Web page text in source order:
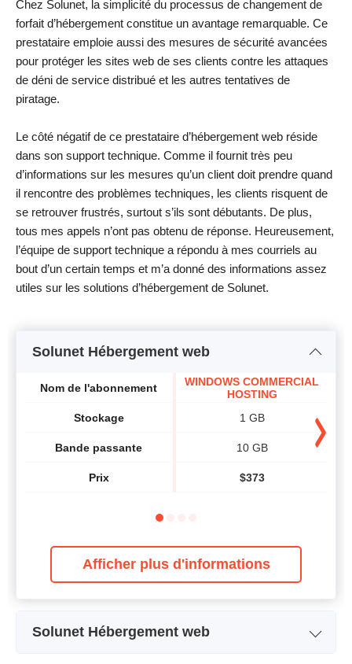
Chez Solunet, la simplicité du processus de changement de
forfait d’hébergement constitue un avantage remarquable. Ce
prestataire emploie aussi des mesures de sécurité avancées
pour protéger les sites web de ses clients contre les attaques
de déni de service distribué et les autres tentatives de
piratage.
Le côté négatif de ce prestataire d’hébergement web réside
dans son support technique. Comme il fournit très peu
d’informations sur les mesures qu’un client doit prendre quand
il rencontre des problèmes techniques, les clients risquent de
se retrouver frustrés, surtout s’ils sont débutants. De plus,
tous mes appels n’ont pas obtenu de réponse. Heureusement,
l’équipe de support technique a répondu à mes courriels au
bout d’un certain temps et m’a donné des informations assez
utiles sur les solutions d’hébergement de Solunet.
Solunet Hébergement web
Nom de l'abonnement
Stockage
Bande passante
Prix
WINDOWS COMMERCIAL
HOSTING
1 GB
10 GB
$373
Afficher plus d'informations
Solunet Hébergement web